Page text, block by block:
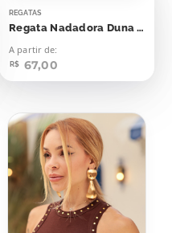
REGATAS
Regata Nadadora Duna Viva Magenta
A partir de:
R$ 67,00